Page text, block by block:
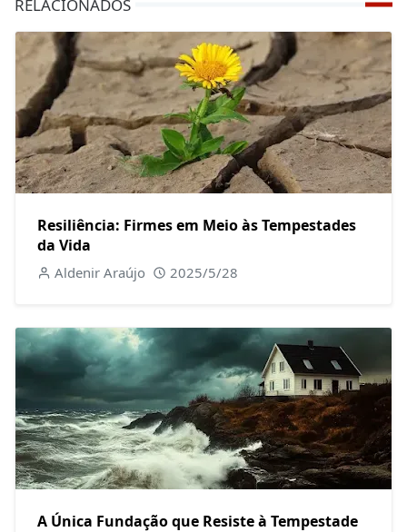
RELACIONADOS
Resiliência: Firmes em Meio às Tempestades
da Vida
Aldenir Araújo 2025/5/28
A Única Fundação que Resiste à Tempestade